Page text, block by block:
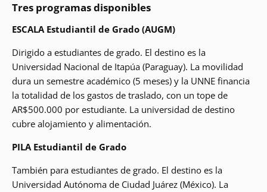
Tres programas disponibles
ESCALA Estudiantil de Grado (AUGM)
Dirigido a estudiantes de grado. El destino es la
Universidad Nacional de Itapúa (Paraguay). La movilidad
dura un semestre académico (5 meses) y la UNNE financia
la totalidad de los gastos de traslado, con un tope de
AR$500.000 por estudiante. La universidad de destino
cubre alojamiento y alimentación.
PILA Estudiantil de Grado
También para estudiantes de grado. El destino es la
Universidad Autónoma de Ciudad Juárez (México). La